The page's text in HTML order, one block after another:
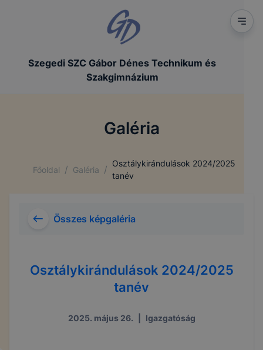
Szegedi SZC Gábor Dénes Technikum és
Szakgimnázium
Galéria
Főoldal / Galéria /
Osztálykirándulások 2024/2025
tanév
Összes képgaléria
Osztálykirándulások 2024/2025
tanév
2025. május 26. Igazgatóság